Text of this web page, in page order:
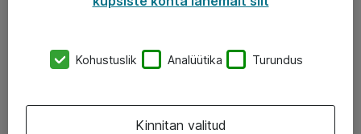
Järvevana tee 7b, 10112 Tallinn
Kohustuslik Analüütika Turundus
Kinnitan valitud